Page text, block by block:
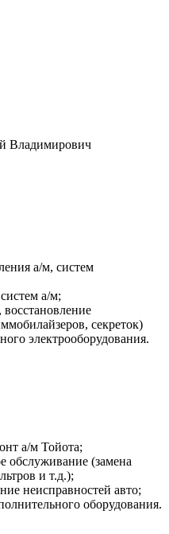
а/м, систем
а/м;
секреток)
электрооборудования.
а/м Тойота;
обслуживание (замена
и т.д.);
неисправностей авто;
оборудования.